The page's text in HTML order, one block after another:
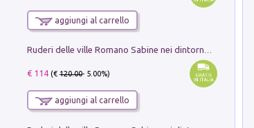
aggiungi al carrello
Ruderi delle ville Romano Sabine nei dintorni di Poggio Mirteto. Illustrati dal dott.re prof.re cav.re Ercole Nardi regio ispettore degli scavi e monumenti. Anno 1885. Tavole e studio. Con 25 tavole fuori testo in cartella editoriale
€ 114(€120.00- 5.00%)
aggiungi al carrello